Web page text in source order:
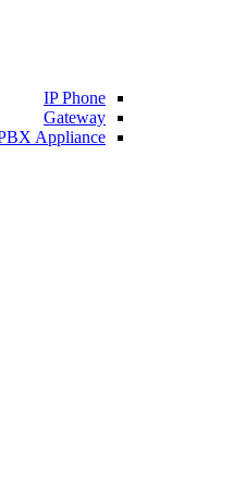
IP Phone
Gateway
Appliance